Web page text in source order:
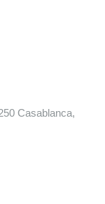
Casablanca,